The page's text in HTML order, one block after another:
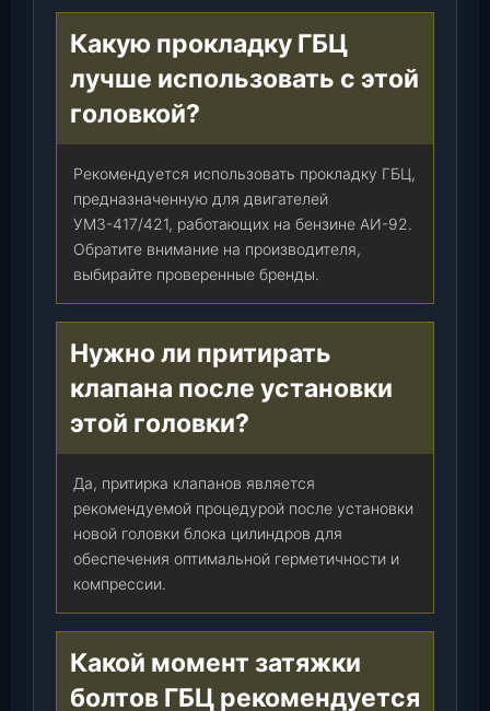
Какую прокладку ГБЦ
лучше использовать с этой
головкой?
Рекомендуется использовать прокладку ГБЦ,
предназначенную для двигателей
УМЗ-417/421, работающих на бензине АИ-92.
Обратите внимание на производителя,
выбирайте проверенные бренды.
Нужно ли притирать
клапана после установки
этой головки?
Да, притирка клапанов является
рекомендуемой процедурой после установки
новой головки блока цилиндров для
обеспечения оптимальной герметичности и
компрессии.
Какой момент затяжки
болтов ГБЦ рекомендуется